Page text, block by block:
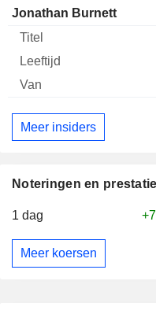
Noteringen en
1 dag
Meer koersen
Jonathan Burnett
Meer insiders